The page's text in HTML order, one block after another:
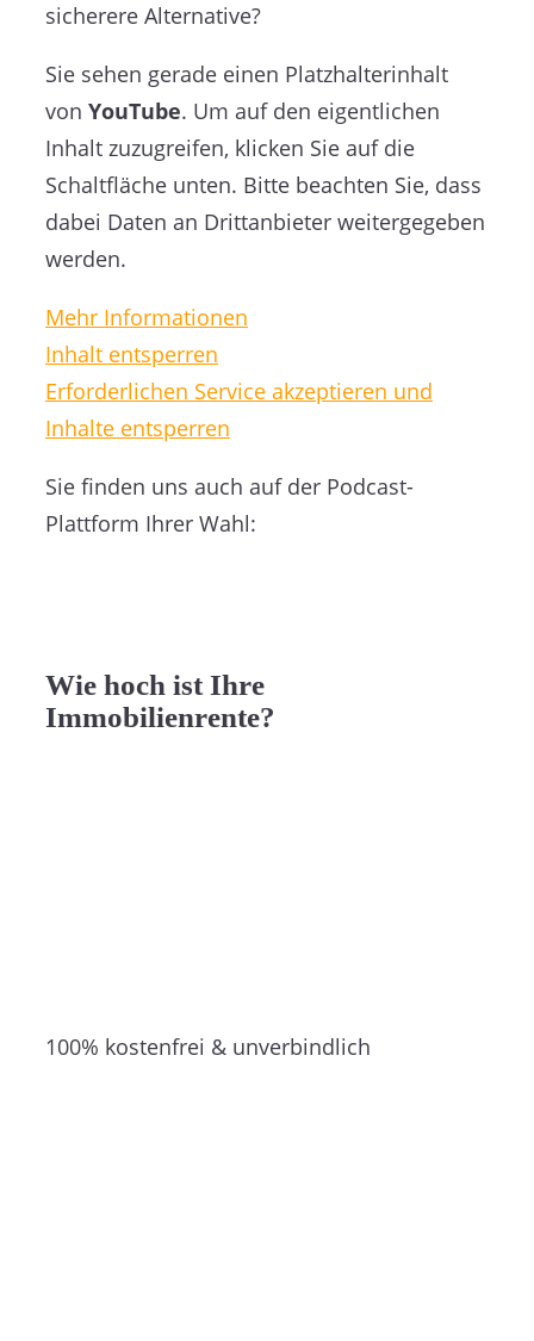
sicherere Alternative?
Sie sehen gerade einen Platzhalterinhalt
von YouTube. Um auf den eigentlichen
Inhalt zuzugreifen, klicken Sie auf die
Schaltfläche unten. Bitte beachten Sie, dass
dabei Daten an Drittanbieter weitergegeben
werden.
Mehr Informationen
Inhalt entsperren
Erforderlichen Service akzeptieren und
Inhalte entsperren
Sie finden uns auch auf der Podcast-
Plattform Ihrer Wahl:
Wie hoch ist Ihre
Immobilienrente?
100% kostenfrei & unverbindlich